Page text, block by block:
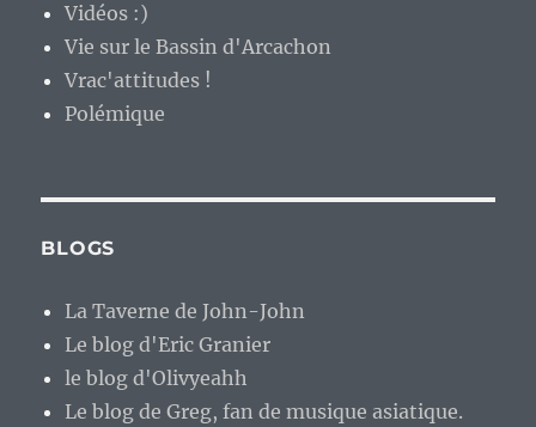
Vidéos :)
Vie sur le Bassin d'Arcachon
Vrac'attitudes !
Polémique
BLOGS
La Taverne de John-John
Le blog d'Eric Granier
le blog d'Olivyeahh
Le blog de Greg, fan de musique asiatique.